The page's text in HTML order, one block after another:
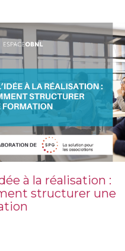
à la réalisation :
structurer une